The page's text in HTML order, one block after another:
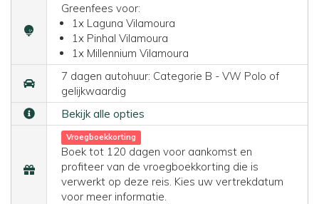
Greenfees voor:
1x Laguna Vilamoura
1x Pinhal Vilamoura
1x Millennium Vilamoura
7 dagen autohuur: Categorie B - VW Polo of
gelijkwaardig
Bekijk alle opties
Vroegboekkorting
Boek tot 120 dagen voor aankomst en
profiteer van de vroegboekkorting die is
verwerkt op deze reis. Kies uw vertrekdatum
voor meer informatie.